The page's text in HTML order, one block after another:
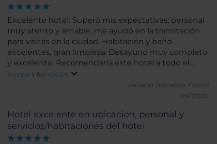
Excelente hotel. Superó mis expectativas: personal
muy atento y amable, me ayudó en la tramitación
para visitas en la ciudad. Habitación y baño
excelentes, gran limpieza. Desayuno muy completo
y excelente. Recomendaría este hotel a todo el
mundo.
Mostrar información
cerveridi. Barcelona, España
09/12/2021
Hotel excelente en ubicacion, personal y
servicios/habitaciones del hotel